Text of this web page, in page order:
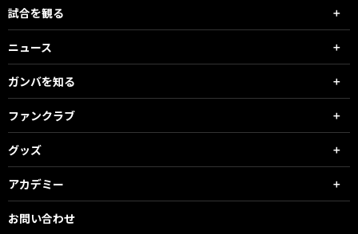
試合を観る
ニュース
ガンバを知る
ファンクラブ
グッズ
アカデミー
お問い合わせ